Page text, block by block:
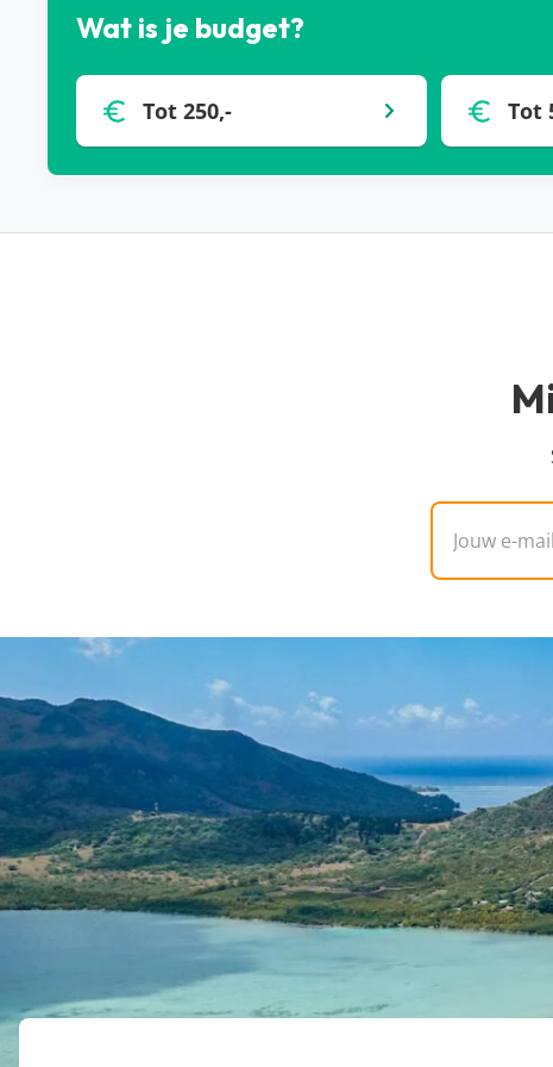
Veel mensen zullen er dit jaar voor kiezen om de
fijn om er even tussenuit te gaan en een weekje of
Veluwe bijvoorbeeld! Of in het prachtige Limburg met
vrienden!
Bekijk alle kerstvakantie Nederland aanbiedingen
> Voordeeluitjes
Ook het mooie Duitsland is een geliefde bestemming
prachtige natuur… Of kies voor een opkomende
bijvoorbeeld van een van de populairste
december gemiddeld nog zo’n 29 graden is, is het de
helemaal opgeladen terug om aan het nieuwe jaar te
naar een andere bestemming? Bekijk dan onze tips om
Natuurlijk zijn er zijn nog veel meer zomerse
kunt genieten. Denk aan bestemmingen als de
Malediven.
Bekijk alle kerstvakantie Curacao aanbiedingen bij:
> TUI
> De VakantieDiscounter
Roompot kerstvakantie Centerparcs
Aanbiedingen kerstvakantie? Hier moet je zijn
Wat is je budget?
Tot 250,- Tot